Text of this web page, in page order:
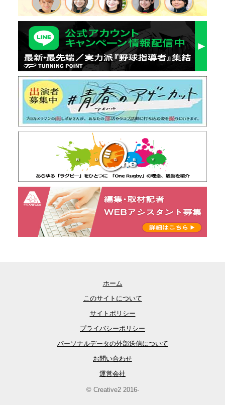
ホーム
このサイトについて
サイトポリシー
プライバシーポリシー
パーソナルデータの外部送信について
お問い合わせ
運営会社
© Creative2 2016-